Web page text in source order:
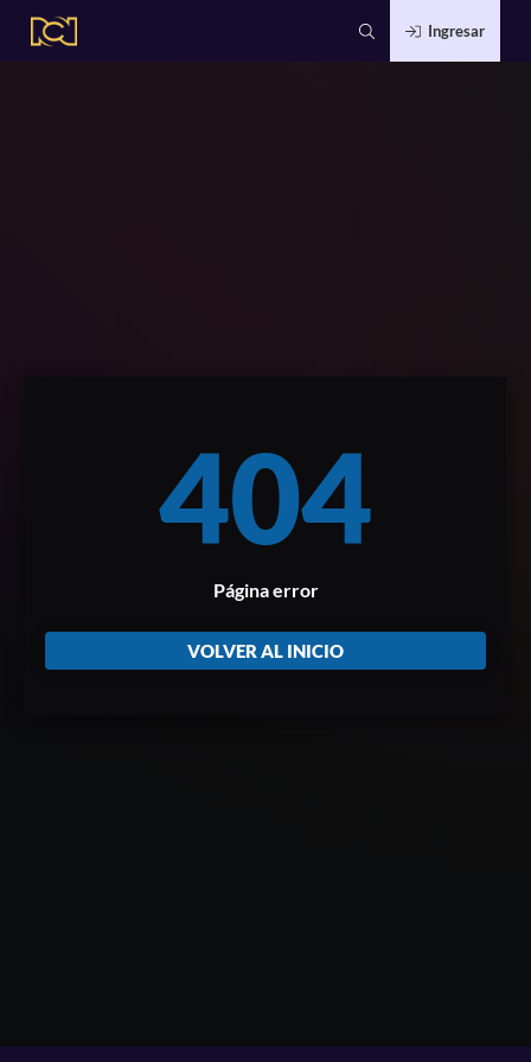
Ingresar
404
Página error
VOLVER AL INICIO